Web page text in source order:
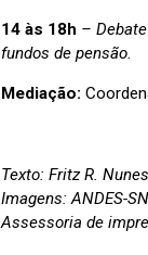
14 às 18h –
fundos de pensão.
Mediação:
Texto: Fritz R. Nunes
Imagens: ANDES-SN
Assessoria de